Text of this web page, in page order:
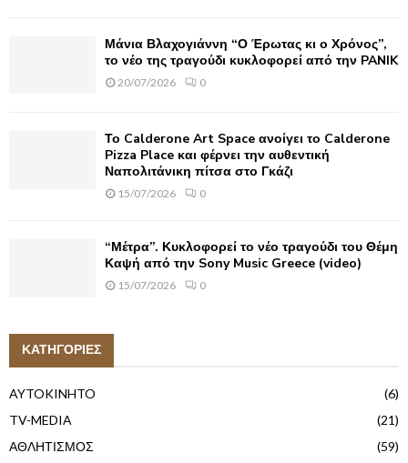
Μάνια Βλαχογιάννη “Ο Έρωτας κι ο Χρόνος”,
το νέο της τραγούδι κυκλοφορεί από την PANIK
20/07/2026 0
Το Calderone Art Space ανοίγει το Calderone
Pizza Place και φέρνει την αυθεντική
Ναπολιτάνικη πίτσα στο Γκάζι
15/07/2026 0
“Μέτρα”. Κυκλοφορεί το νέο τραγούδι του Θέμη
Καψή από την Sony Music Greece (video)
15/07/2026 0
ΚΑΤΗΓΟΡΙΕΣ
AYTOKINHTO
(6)
TV-MEDIA
(21)
ΑΘΛΗΤΙΣΜΟΣ
(59)